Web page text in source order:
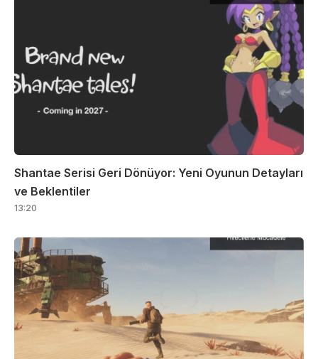
Shantae Serisi Geri Dönüyor: Yeni Oyunun Detayları
ve Beklentiler
13:20